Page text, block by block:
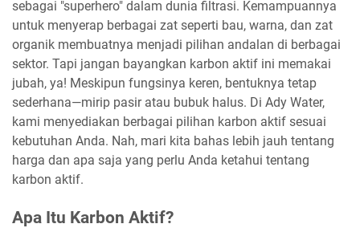
sebagai "superhero" dalam dunia filtrasi. Kemampuannya
untuk menyerap berbagai zat seperti bau, warna, dan zat
organik membuatnya menjadi pilihan andalan di berbagai
sektor. Tapi jangan bayangkan karbon aktif ini memakai
jubah, ya! Meskipun fungsinya keren, bentuknya tetap
sederhana—mirip pasir atau bubuk halus. Di Ady Water,
kami menyediakan berbagai pilihan karbon aktif sesuai
kebutuhan Anda. Nah, mari kita bahas lebih jauh tentang
harga dan apa saja yang perlu Anda ketahui tentang
karbon aktif.
Apa Itu Karbon Aktif?